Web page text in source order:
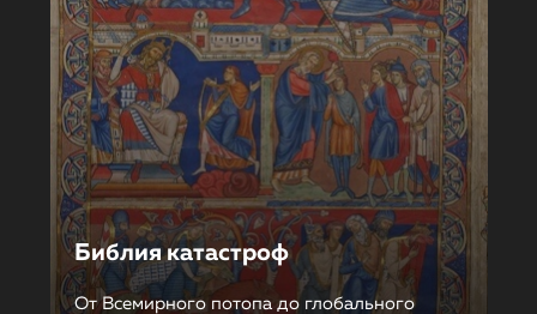
Библия катастроф
От Всемирного потопа до глобального